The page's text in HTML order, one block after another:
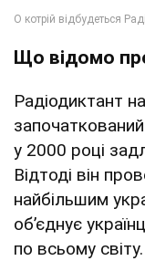
Що відомо
Радіодиктант
у 2000 році
Відтоді він
найбільшим
об’єднує
по всьому світу.